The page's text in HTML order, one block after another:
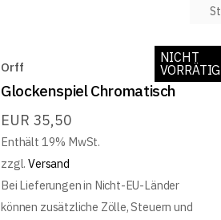
Orff
Glockenspiel Chromatisch
EUR 35,50
Enthält 19% MwSt.
zzgl.Versand
Bei Lieferungen in Nicht-EU-Länder
können zusätzliche Zölle, Steuern und
ON
SALE
NICHT
VORRÄTIG